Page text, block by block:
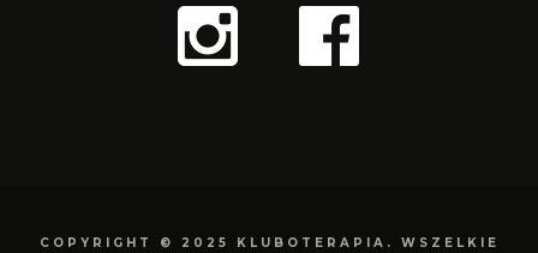
COPYRIGHT © 2025 KLUBOTERAPIA. WSZELKIE